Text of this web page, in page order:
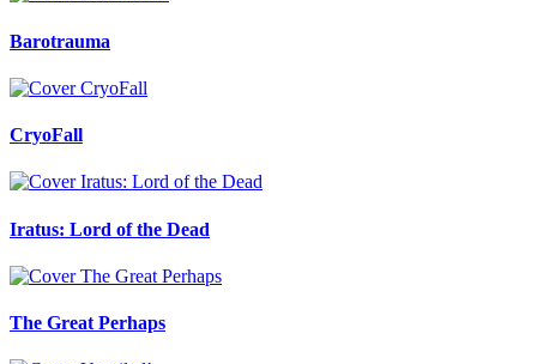
Barotrauma
CryoFall
Iratus: Lord of the Dead
The Great Perhaps